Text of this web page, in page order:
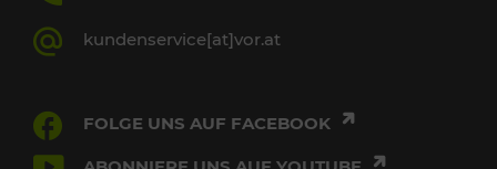
kundenservice[at]vor.at
FOLGE UNS AUF FACEBOOK